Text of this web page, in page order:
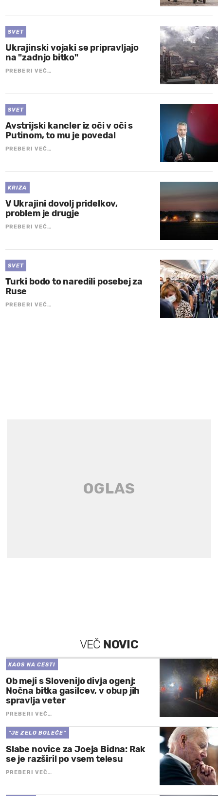
SVET
Ukrajinski vojaki se pripravljajo
na "zadnjo bitko"
PREBERI VEČ…
SVET
Avstrijski kancler iz oči v oči s
Putinom, to mu je povedal
PREBERI VEČ…
KRIZA
V Ukrajini dovolj pridelkov,
problem je drugje
PREBERI VEČ…
SVET
Turki bodo to naredili posebej za
Ruse
PREBERI VEČ…
VEČ NOVIC
KAOS NA CESTI
Ob meji s Slovenijo divja ogenj:
Nočna bitka gasilcev, v obup jih
spravlja veter
PREBERI VEČ…
"JE ZELO BOLEČE"
Slabe novice za Joeja Bidna: Rak
se je razširil po vsem telesu
PREBERI VEČ…